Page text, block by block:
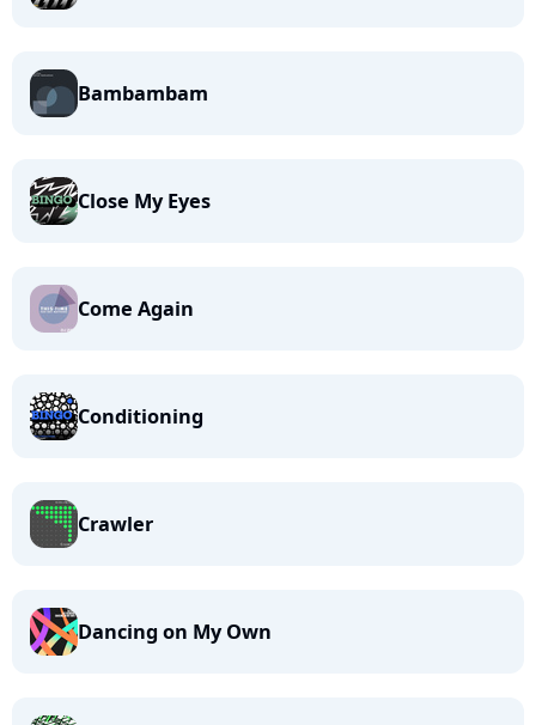
Bambambam
Close My Eyes
Come Again
Conditioning
Crawler
Dancing on My Own